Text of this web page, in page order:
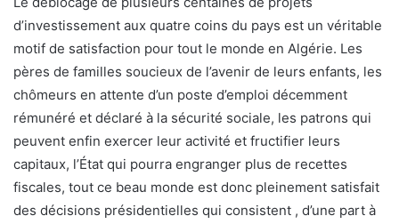
d’investissement aux quatre coins du pays est un véritable
motif de satisfaction pour tout le monde en Algérie. Les
pères de familles soucieux de l’avenir de leurs enfants, les
chômeurs en attente d’un poste d’emploi décemment
rémunéré et déclaré à la sécurité sociale, les patrons qui
peuvent enfin exercer leur activité et fructifier leurs
capitaux, l’État qui pourra engranger plus de recettes
fiscales, tout ce beau monde est donc pleinement satisfait
des décisions présidentielles qui consistent , d’une part à